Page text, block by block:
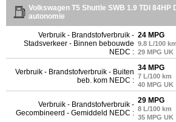
Volkswagen T5 Shuttle SWB 1.9 TDI 84HP
autonomie
Verbruik - Brandstofverbruik -
Stadsverkeer - Binnen bebouwde
NEDC :
24 MPG
9.8 L/100 km
29 MPG UK
Verbruik - Brandstofverbruik - Buiten
beb. kom NEDC :
34 MPG
7 L/100 km
40 MPG UK
Verbruik - Brandstofverbruik -
Gecombineerd - Gemiddeld NEDC :
29 MPG
8 L/100 km
35 MPG UK